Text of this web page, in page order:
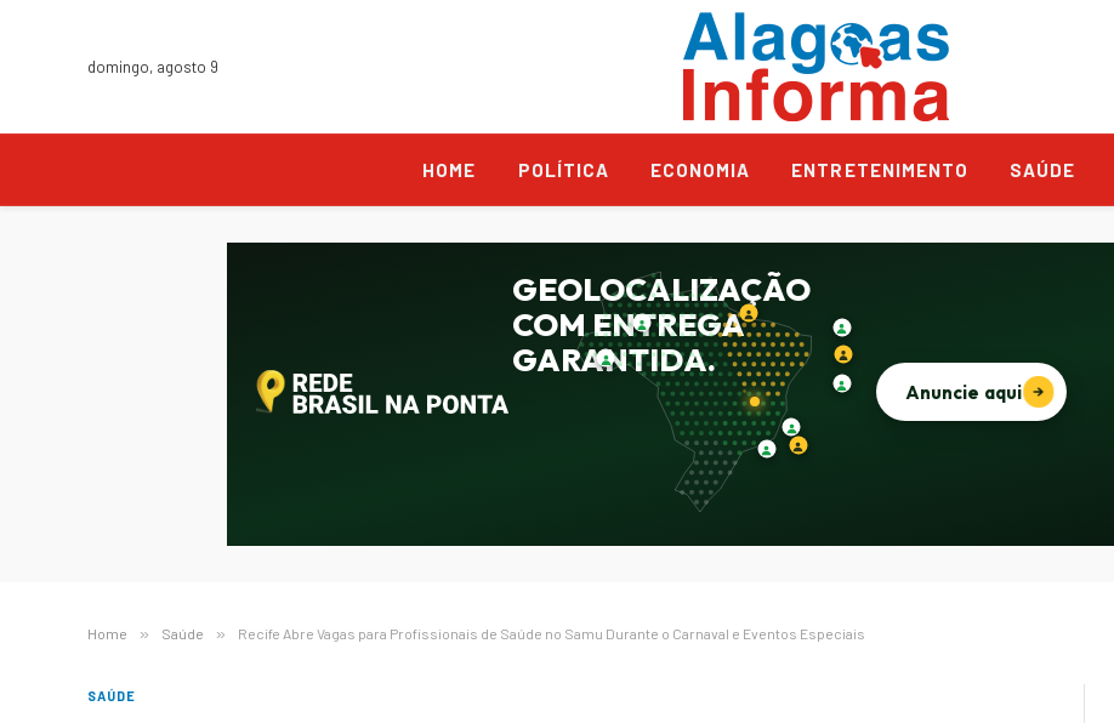
domingo, agosto 9
HOME POLÍTICA ECONOMIA ENTRETENIMENTO SAÚDE
Home » Saúde » Recife Abre Vagas para Profissionais de Saúde no Samu Durante o Carnaval e Eventos Especiais
SAÚDE